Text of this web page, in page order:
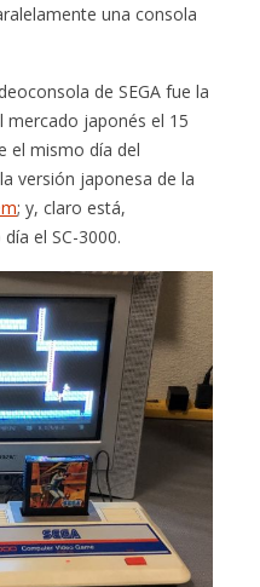
una consola
de SEGA fue la
mercado japonés el 15
el mismo día del
versión japonesa de la
; y, claro está,
el SC-3000.